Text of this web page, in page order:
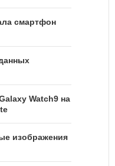
смартфон
Watch9 на
изображения